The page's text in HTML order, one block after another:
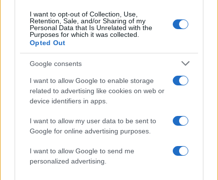
I want to opt-out of Collection, Use,
Retention, Sale, and/or Sharing of my
Personal Data that Is Unrelated with the
Purposes for which it was collected.
Opted Out
Google consents
I want to allow Google to enable storage
related to advertising like cookies on web or
device identifiers in apps.
I want to allow my user data to be sent to
Google for online advertising purposes.
I want to allow Google to send me
personalized advertising.
Πιο σχολιασμένα
Μητσοτάκης στην υπογραφή συμφωνίας
για την ηλεκτρική διασύνδεση Ελλάδας –
Κύπρου: «Ισχυρή ψήφος εμπιστοσύνης» η
Νέες απώλειες για την Καρυστιανού:
Παραιτήθηκαν Μουτσάτσου, Ιωαννίδου
και Κοτσόργιος - «Αποχωρώ από μια
Έφυγαν οι συνεργάτες, μένει η Μαρία
Καρυστιανού - Η επόμενη μέρα για την
Το πολωμένο μελτέμι που τροφοδότησε